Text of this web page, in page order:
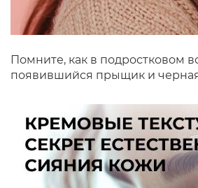
Помните, как в подростковом
появившийся прыщик и черная